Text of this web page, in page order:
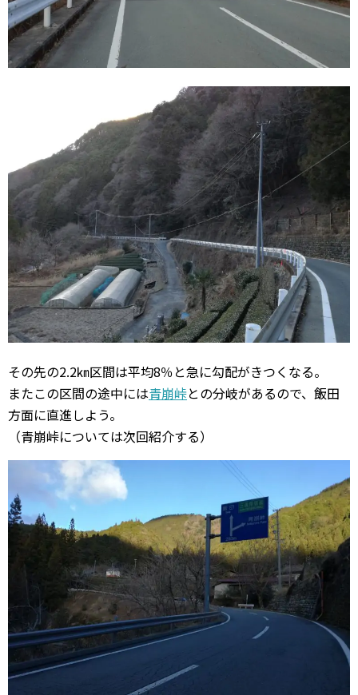
その先の2.2㎞区間は平均8％と急に勾配がきつくなる。
またこの区間の途中には青崩峠との分岐があるので、飯田
方面に直進しよう。
（青崩峠については次回紹介する）